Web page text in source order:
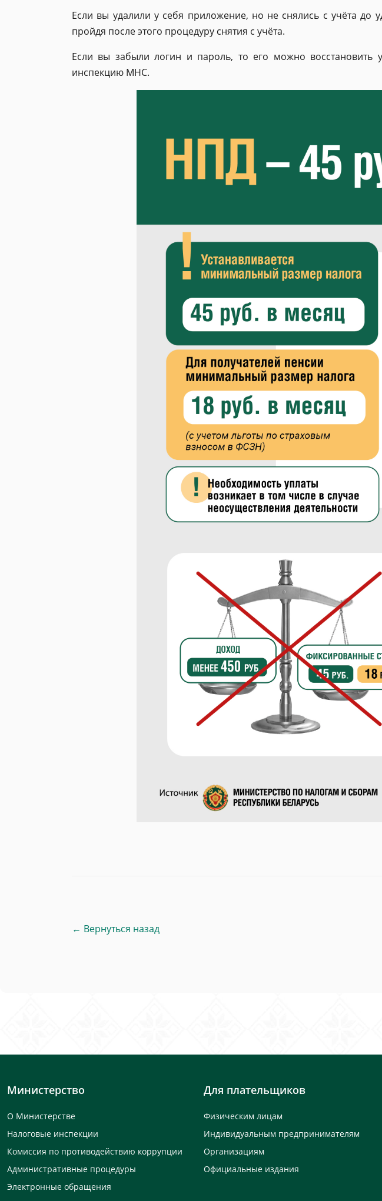
Если вы удалили у себя приложение, но не снялись с учёта до
пройдя после этого процедуру снятия с учёта.
Если вы забыли логин и пароль, то его можно
инспекцию МНС.
← Вернуться назад
Министерство
О Министерстве
Налоговые инспекции
Комиссия по противодействию коррупции
Административные процедуры
Электронные обращения
Для плательщиков
Физическим лицам
Индивидуальным предпринимателям
Организациям
Официальные издания